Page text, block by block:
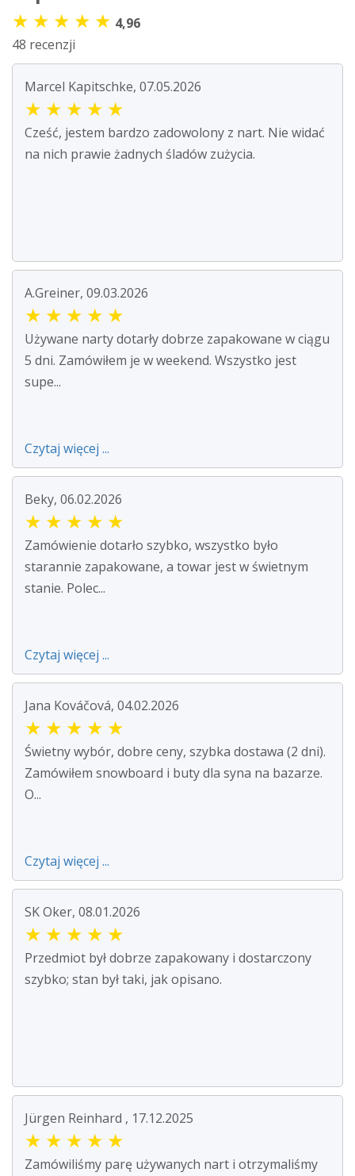
★ ★ ★ ★ ★ 4,96
48 recenzji
Marcel Kapitschke, 07.05.2026
★ ★ ★ ★ ★
Cześć, jestem bardzo zadowolony z nart. Nie widać
na nich prawie żadnych śladów zużycia.
A.Greiner, 09.03.2026
★ ★ ★ ★ ★
Używane narty dotarły dobrze zapakowane w ciągu
5 dni. Zamówiłem je w weekend. Wszystko jest
supe...
Czytaj więcej ...
Beky, 06.02.2026
★ ★ ★ ★ ★
Zamówienie dotarło szybko, wszystko było
starannie zapakowane, a towar jest w świetnym
stanie. Polec...
Czytaj więcej ...
Jana Kováčová, 04.02.2026
★ ★ ★ ★ ★
Świetny wybór, dobre ceny, szybka dostawa (2 dni).
Zamówiłem snowboard i buty dla syna na bazarze.
O...
Czytaj więcej ...
SK Oker, 08.01.2026
★ ★ ★ ★ ★
Przedmiot był dobrze zapakowany i dostarczony
szybko; stan był taki, jak opisano.
Jürgen Reinhard , 17.12.2025
★ ★ ★ ★ ★
Zamówiliśmy parę używanych nart i otrzymaliśmy